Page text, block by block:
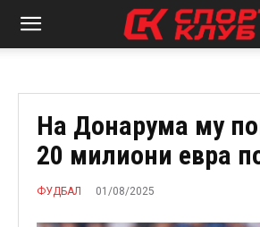
На Донарума му
20 милиони евра
ФУДБАЛ 01/08/2025